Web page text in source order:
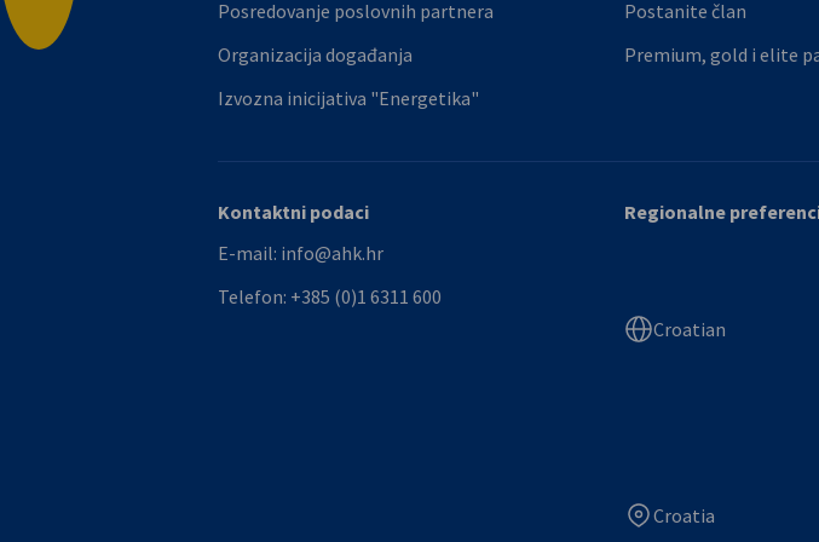
Posredovanje poslovnih partnera
Organizacija događanja
Izvozna inicijativa "Energetika"
Postanite član
Premium, gold i elite
Kontaktni podaci
E-mail: info@ahk.hr
Telefon: +385 (0)1 6311 600
Regionalne
Croatian
Croatia